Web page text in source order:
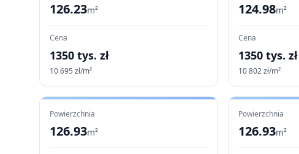
126.23m²
Cena
1350 tys. zł
10 695 zł/m²
124.98m²
Cena
1350 tys. zł
10 802zł/m²
Powierzchnia
126.93m²
Powierzchnia
126.93m²